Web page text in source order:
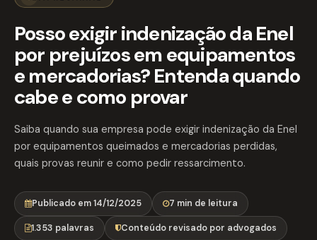
Posso exigir indenização da Enel
por prejuízos em equipamentos
e mercadorias? Entenda quando
cabe e como provar
Saiba quando sua empresa pode exigir indenização da Enel
por equipamentos queimados e mercadorias perdidas,
quais provas reunir e como pedir ressarcimento.
Publicado em 14/12/2025 7 min de leitura
1.353 palavras Conteúdo revisado por advogados